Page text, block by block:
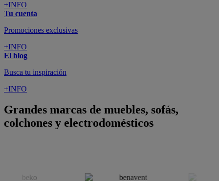
+INFO
Tu cuenta
Promociones exclusivas
+INFO
El blog
Busca tu inspiración
+INFO
Grandes marcas de muebles, sofás,
colchones y electrodomésticos